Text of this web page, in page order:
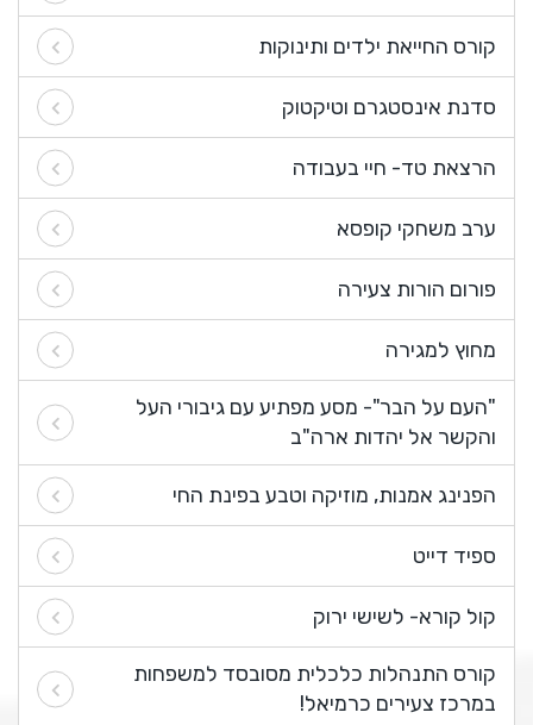
קורס החייאת ילדים ותינוקות
סדנת אינסטגרם וטיקטוק
הרצאת טד- חיי בעבודה
ערב משחקי קופסא
פורום הורות צעירה
מחוץ למגירה
"העם על הבר"- מסע מפתיע עם גיבורי העל
והקשר אל יהדות ארה"ב
הפנינג אמנות, מוזיקה וטבע בפינת החי
ספיד דייט
קול קורא- לשישי ירוק
קורס התנהלות כלכלית מסובסד למשפחות
במרכז צעירים כרמיאל!